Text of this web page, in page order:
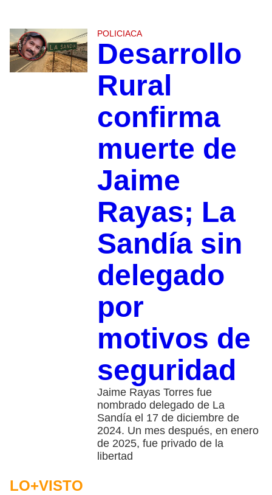
POLICIACA
Desarrollo
Rural
confirma
muerte de
Jaime
Rayas; La
Sandía sin
delegado
por
motivos de
seguridad
Jaime Rayas Torres fue
nombrado delegado de La
Sandía el 17 de diciembre de
2024. Un mes después, en enero
de 2025, fue privado de la
libertad
LO+VISTO